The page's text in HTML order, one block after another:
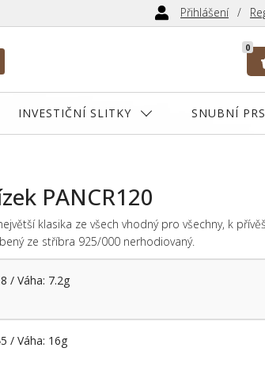
Přihlášení
0
INVESTIČNÍ SLITKY SNUBNÍ
PANCR120
klasika ze všech vhodný pro všechny, k
ze stříbra 925/000 nerhodiovaný.
/ Váha: 7.2g
/ Váha: 16g